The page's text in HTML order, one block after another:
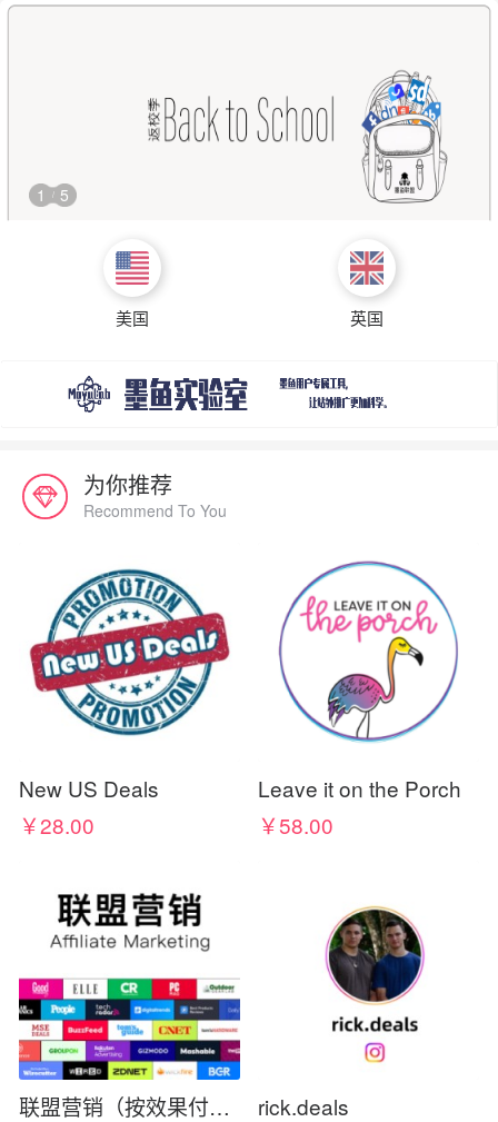
1 / 5
美国 英国
为你推荐
Recommend To You
New US Deals
￥28.00
Leave it on the Porch
￥58.00
联盟营销（按效果付费）
rick.deals